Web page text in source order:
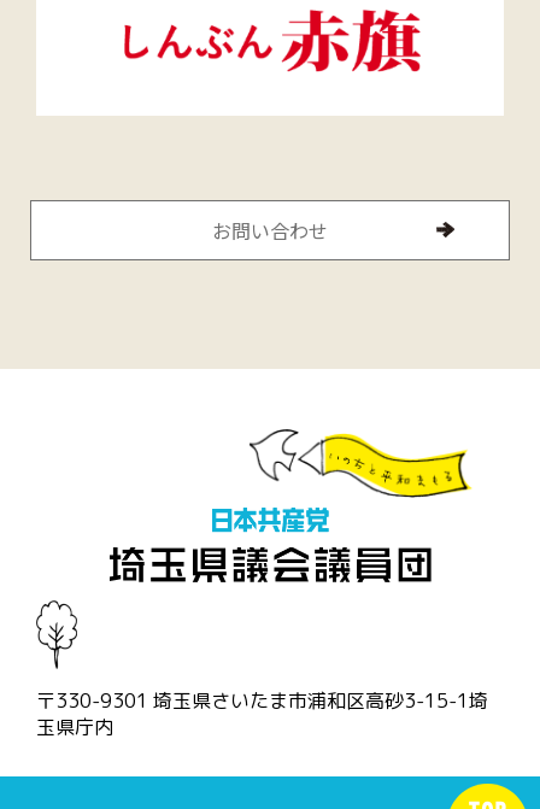
〒330-9301 埼玉県さいたま市浦和区高砂3-15-1埼
玉県庁内
お問い合わせ